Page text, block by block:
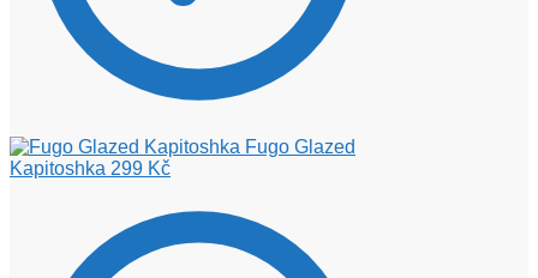
Fugo Glazed
Kapitoshka 299 Kč